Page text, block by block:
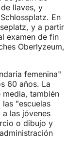
llaves, y
En
y a partir
examen de fin
Oberlyzeum,
femenina"
60 años. La
media, también
"escuelas
a las jóvenes
o dibujo y